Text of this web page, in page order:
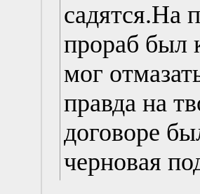
садятся.На
прораб был
мог
правда на
договоре
черновая